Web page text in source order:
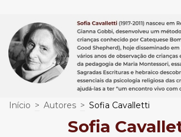
Início > Autores > Sofia Cavalletti
Sofia